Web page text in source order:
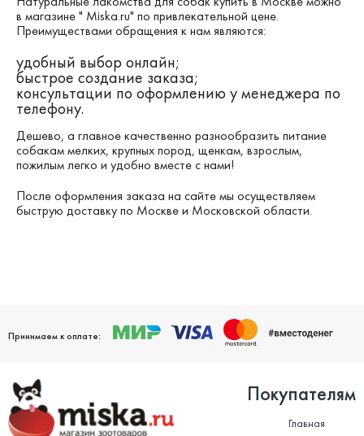
в магазине " Мiska.ru" по привлекательной цене.
Преимуществами обращения к нам являются:
удобный выбор онлайн;
быстрое создание заказа;
консультации по оформлению у менеджера по
телефону.
Дешево, а главное качественно разнообразить питание
собакам мелких, крупных пород, щенкам, взрослым,
пожилым легко и удобно вместе с нами!
После оформления заказа на сайте мы осуществляем
быструю доставку по Москве и Московской области.
Принимаем к оплате:
Покупателям
Главная